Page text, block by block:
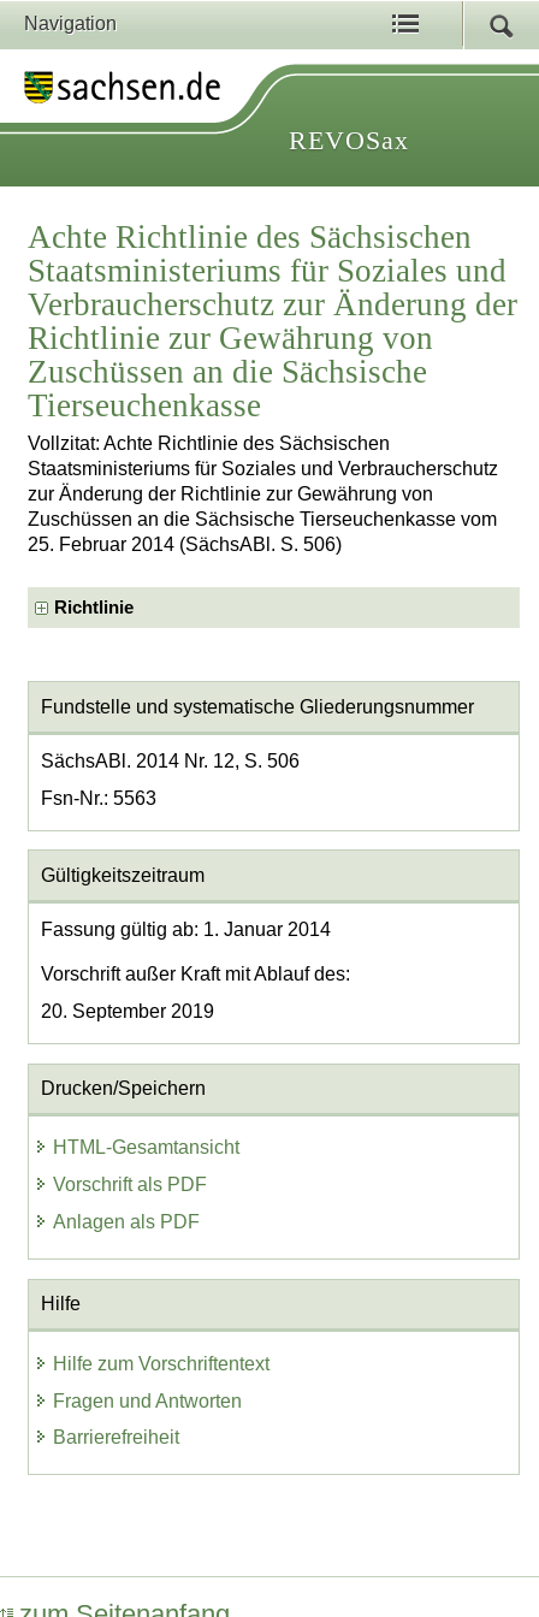
Navigation
REVOSax
Achte Richtlinie des Sächsischen
Staatsministeriums für Soziales und
Verbraucherschutz zur Änderung der
Richtlinie zur Gewährung von
Zuschüssen an die Sächsische
Tierseuchenkasse
Vollzitat: Achte Richtlinie des Sächsischen
Staatsministeriums für Soziales und Verbraucherschutz
zur Änderung der Richtlinie zur Gewährung von
Zuschüssen an die Sächsische Tierseuchenkasse vom
25. Februar 2014 (SächsABl. S. 506)
Richtlinie
Fundstelle und systematische Gliederungsnummer
SächsABl. 2014 Nr. 12, S. 506
Fsn-Nr.: 5563
Gültigkeitszeitraum
Fassung gültig ab: 1. Januar 2014
Vorschrift außer Kraft mit Ablauf des:
20. September 2019
Drucken/Speichern
HTML-Gesamtansicht
Vorschrift als PDF
Anlagen als PDF
Hilfe
Hilfe zum Vorschriftentext
Fragen und Antworten
Barrierefreiheit